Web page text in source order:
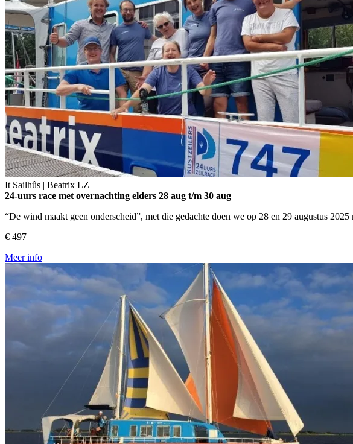
It Sailhûs | Beatrix LZ
24-uurs race met overnachting elders 28 aug t/m 30 aug
“De wind maakt geen onderscheid”, met die gedachte doen we op 28 en 29 augustus
€ 497
Meer info